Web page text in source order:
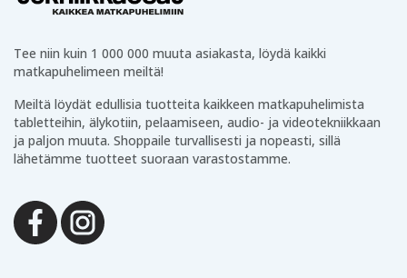
Tee niin kuin 1 000 000 muuta asiakasta, löydä kaikki
matkapuhelimeen meiltä!
Meiltä löydät edullisia tuotteita kaikkeen matkapuhelimista
tabletteihin, älykotiin, pelaamiseen, audio- ja videotekniikkaan
ja paljon muuta. Shoppaile turvallisesti ja nopeasti, sillä
lähetämme tuotteet suoraan varastostamme.